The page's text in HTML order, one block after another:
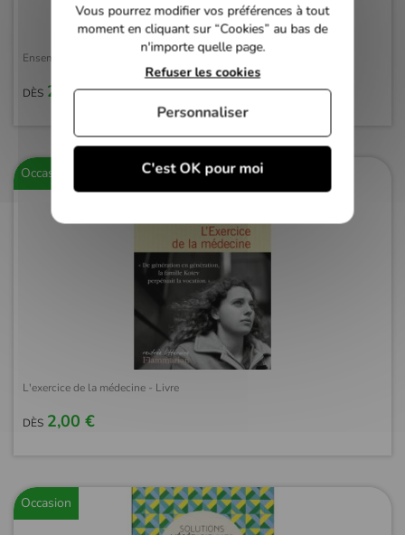
Ensemble, c'est tout - Livre
DÈS 2,00 €
Occasion
L'exercice de la médecine - Livre
DÈS 2,00 €
Occasion
Vous pourrez modifier vos préférences à tout
moment en cliquant sur “Cookies” au bas de
n'importe quelle page.
C'est OK pour moi
Refuser les cookies
Personnaliser